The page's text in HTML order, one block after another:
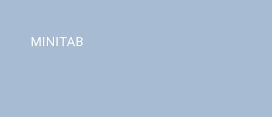
MINITAB